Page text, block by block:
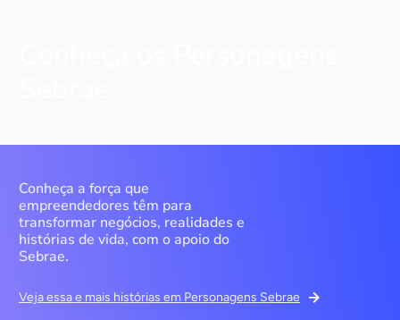
Conheça a força que
empreendedores têm para
transformar negócios, realidades e
histórias de vida, com o apoio do
Sebrae.
Veja essa e mais histórias em Personagens Sebrae